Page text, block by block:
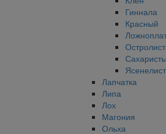
Гиннала
Красный
Лапчатка
Липа
Лох
Магония
Ольха